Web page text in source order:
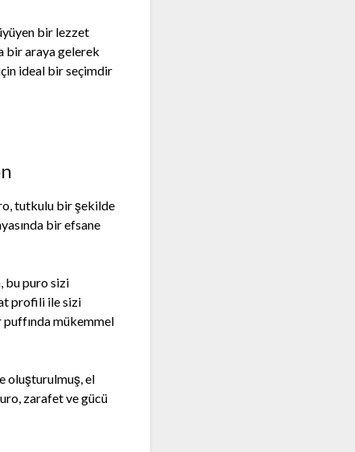
bir lezzet
bir araya gelerek
ideal bir seçimdir
tutkulu bir şekilde
bir efsane
bu puro sizi
profili ile sizi
puffında mükemmel
oluşturulmuş, el
zarafet ve gücü